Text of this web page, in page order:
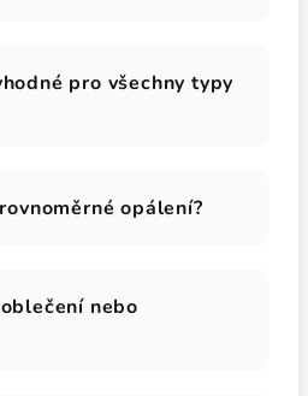
pro všechny typy
opálení?
nebo